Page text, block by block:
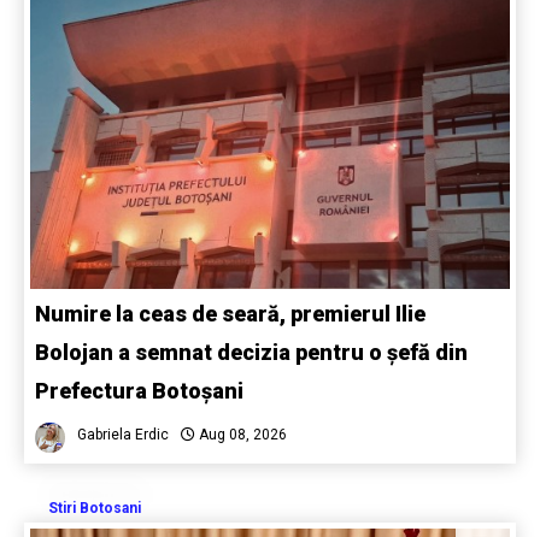
Numire la ceas de seară, premierul Ilie
Bolojan a semnat decizia pentru o șefă din
Prefectura Botoșani
Gabriela Erdic Aug 08, 2026
Stiri Botosani